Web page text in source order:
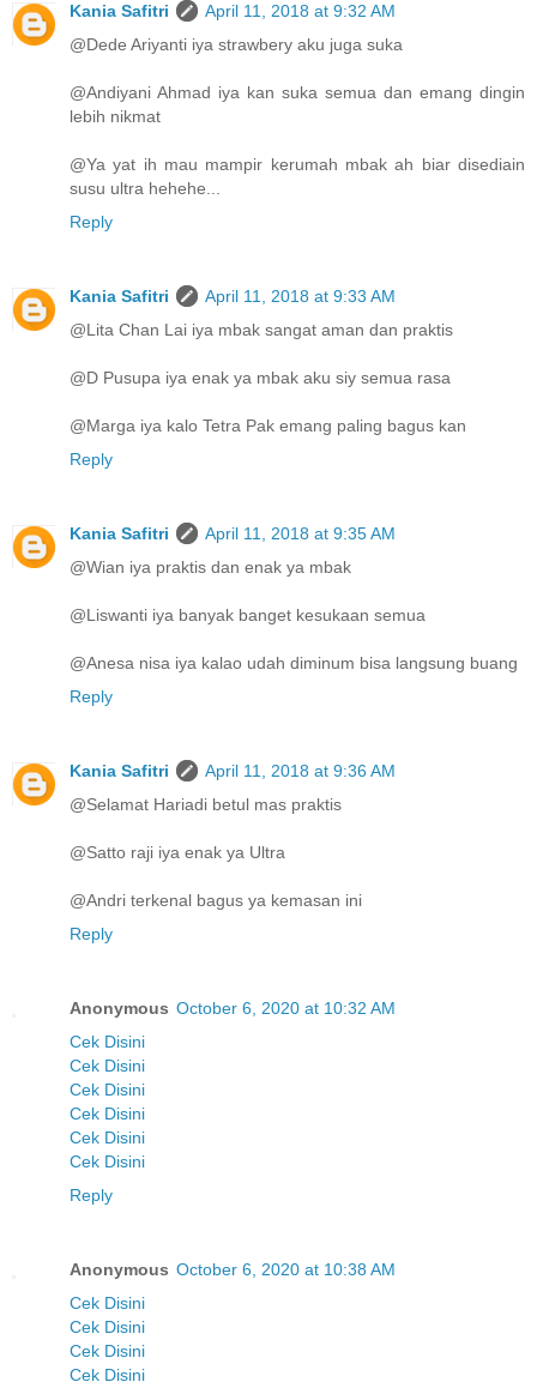
Kania Safitri
April 11, 2018 at 9:32 AM
@Dede Ariyanti iya strawbery aku juga suka
@Andiyani Ahmad iya kan suka semua dan emang dingin
lebih nikmat
@Ya yat ih mau mampir kerumah mbak ah biar disediain
susu ultra hehehe...
Reply
Kania Safitri
April 11, 2018 at 9:33 AM
@Lita Chan Lai iya mbak sangat aman dan praktis
@D Pusupa iya enak ya mbak aku siy semua rasa
@Marga iya kalo Tetra Pak emang paling bagus kan
Reply
Kania Safitri
April 11, 2018 at 9:35 AM
@Wian iya praktis dan enak ya mbak
@Liswanti iya banyak banget kesukaan semua
@Anesa nisa iya kalao udah diminum bisa langsung buang
Reply
Kania Safitri
April 11, 2018 at 9:36 AM
@Selamat Hariadi betul mas praktis
@Satto raji iya enak ya Ultra
@Andri terkenal bagus ya kemasan ini
Reply
Anonymous October 6, 2020 at 10:32 AM
Cek Disini
Cek Disini
Cek Disini
Cek Disini
Cek Disini
Cek Disini
Reply
Anonymous October 6, 2020 at 10:38 AM
Cek Disini
Cek Disini
Cek Disini
Cek Disini